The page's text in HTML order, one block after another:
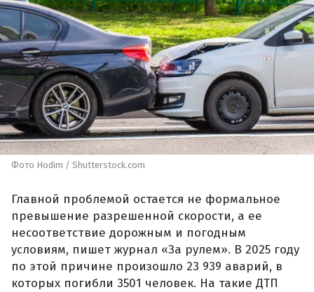
Фото Hodim / Shutterstock.com
Главной проблемой остается не формальное
превышение разрешенной скорости, а ее
несоответствие дорожным и погодным
условиям, пишет журнал «За рулем». В 2025 году
по этой причине произошло 23 939 аварий, в
которых погибли 3501 человек. На такие ДТП